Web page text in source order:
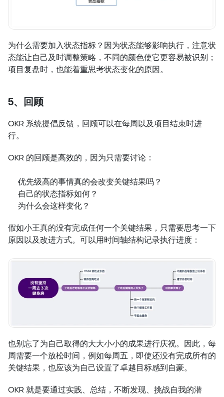
为什么需要加入状态指标？因为状态能够影响执行，注意状
态能让自己及时调整策略，不同的颜色使它更容易被识别；
项目复盘时，也能着重思考状态变化的原因。
5、回顾
OKR 系统提倡反馈，回顾可以在每周以及项目结束时进
行。
OKR 的回顾是高效的，因为只需要讨论：
优先级高的事情真的会改变关键结果吗？
自己的状态指标如何？
为什么会这样变化？
假如小王真的没有完成任何一个关键结果，只需要思考一下
原因以及改进方式。可以用时间轴结构记录执行进度：
也别忘了为自己取得的大大小小的成果进行庆祝。因此，每
周需要一个放松时间，例如每周五，即使还没有完成所有的
关键结果，也应该为自己设置了卓越目标感到自豪。
OKR 就是要通过实践、总结，不断发现、挑战自我的潜